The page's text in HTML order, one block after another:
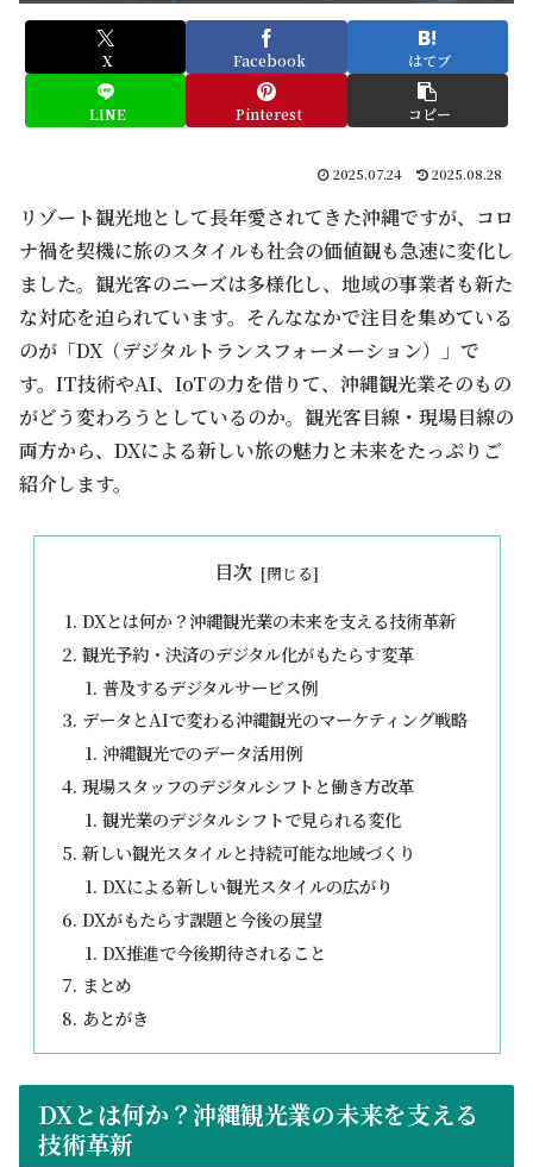
X Facebook はてブ
LINE Pinterest コピー
2025.07.24 2025.08.28
リゾート観光地として長年愛されてきた沖縄ですが、コロ
ナ禍を契機に旅のスタイルも社会の価値観も急速に変化し
ました。観光客のニーズは多様化し、地域の事業者も新た
な対応を迫られています。そんななかで注目を集めている
のが「DX（デジタルトランスフォーメーション）」で
す。IT技術やAI、IoTの力を借りて、沖縄観光業そのもの
がどう変わろうとしているのか。観光客目線・現場目線の
両方から、DXによる新しい旅の魅力と未来をたっぷりご
紹介します。
目次
DXとは何か？沖縄観光業の未来を支える技術革新
観光予約・決済のデジタル化がもたらす変革
普及するデジタルサービス例
データとAIで変わる沖縄観光のマーケティング戦略
沖縄観光でのデータ活用例
現場スタッフのデジタルシフトと働き方改革
観光業のデジタルシフトで見られる変化
新しい観光スタイルと持続可能な地域づくり
DXによる新しい観光スタイルの広がり
DXがもたらす課題と今後の展望
DX推進で今後期待されること
まとめ
あとがき
DXとは何か？沖縄観光業の未来を支える
技術革新